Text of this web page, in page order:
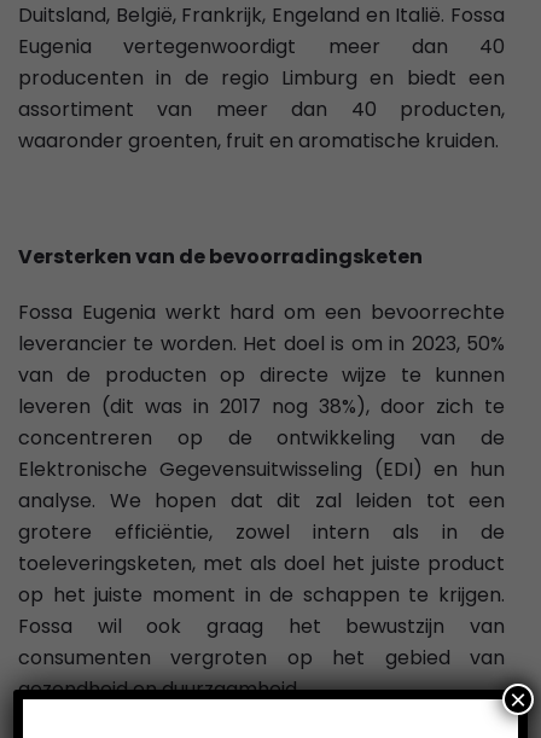
Duitsland, België, Frankrijk, Engeland en Italië. Fossa
Eugenia vertegenwoordigt meer dan 40
producenten in de regio Limburg en biedt een
assortiment van meer dan 40 producten,
waaronder groenten, fruit en aromatische kruiden.
Versterken van de bevoorradingsketen
Fossa Eugenia werkt hard om een bevoorrechte
leverancier te worden. Het doel is om in 2023, 50%
van de producten op directe wijze te kunnen
leveren (dit was in 2017 nog 38%), door zich te
concentreren op de ontwikkeling van de
Elektronische Gegevensuitwisseling (EDI) en hun
analyse. We hopen dat dit zal leiden tot een
grotere efficiëntie, zowel intern als in de
toeleveringsketen, met als doel het juiste product
op het juiste moment in de schappen te krijgen.
Fossa wil ook graag het bewustzijn van
consumenten vergroten op het gebied van
gezondheid en duurzaamheid.
×